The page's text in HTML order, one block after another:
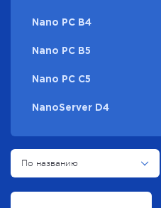
Nano PC B4
Nano PC B5
Nano PC C5
NanoServer D4
По названию